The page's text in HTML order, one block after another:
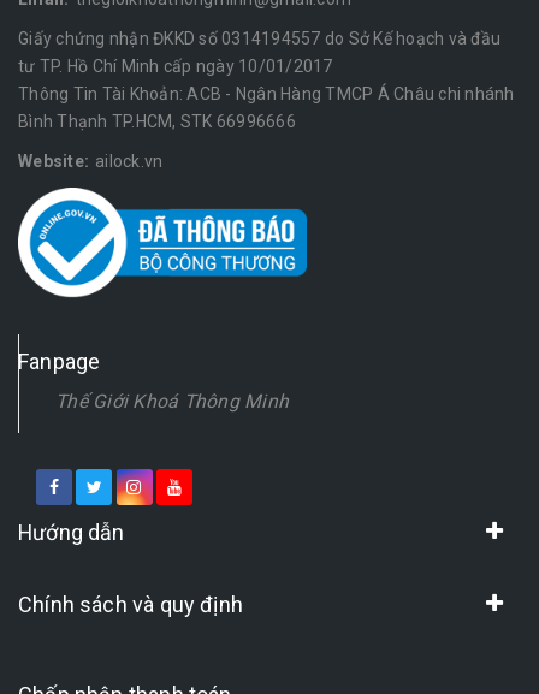
Giấy chứng nhận ĐKKD số 0314194557 do Sở Kế hoạch và đầu
tư TP. Hồ Chí Minh cấp ngày 10/01/2017
Thông Tin Tài Khoản: ACB - Ngân Hàng TMCP Á Châu chi nhánh
Bình Thạnh TP.HCM, STK 66996666
Website: ailock.vn
Fanpage
Thế Giới Khoá Thông Minh
Hướng dẫn
Chính sách và quy định